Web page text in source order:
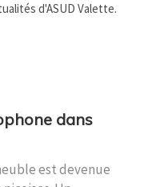
d'ASUD Valette.
dans
est devenue